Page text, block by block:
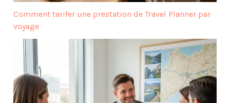
Comment tarifer une prestation de Travel Planner par
voyage